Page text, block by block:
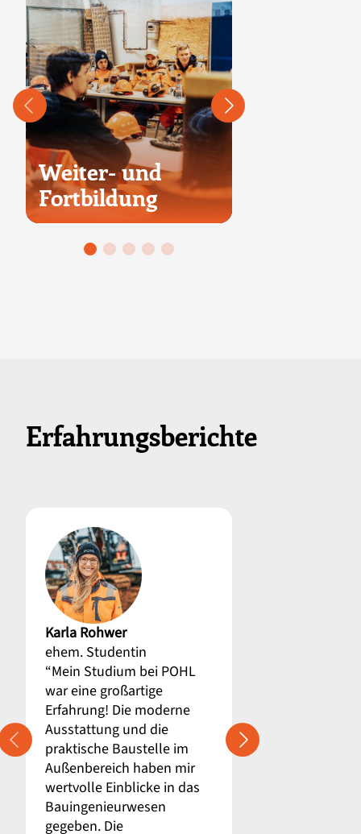
Weiter- und
Fortbildung
Erfahrungsberichte
Karla Rohwer
ehem. Studentin
“Mein Studium bei POHL
war eine großartige
Erfahrung! Die moderne
Ausstattung und die
praktische Baustelle im
Außenbereich haben mir
wertvolle Einblicke in das
Bauingenieurwesen
gegeben. Die